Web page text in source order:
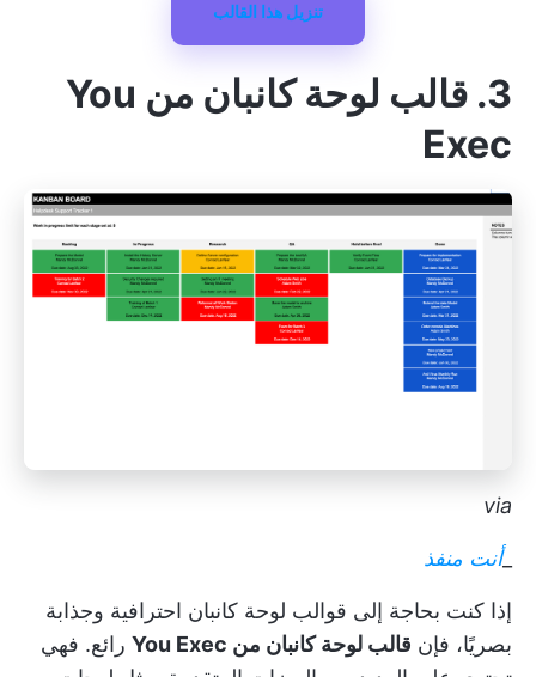
تنزيل هذا القالب
3. قالب لوحة كانبان من You
Exec
via
_أنت منفذ
إذا كنت بحاجة إلى قوالب لوحة كانبان احترافية وجذابة
بصريًا، فإن قالب لوحة كانبان من You Exec
رائع. فهي